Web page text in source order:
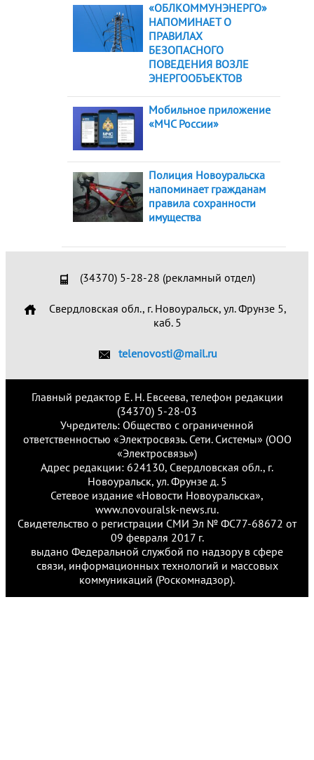
«ОБЛКОММУНЭНЕРГО»
НАПОМИНАЕТ О
ПРАВИЛАХ
БЕЗОПАСНОГО
ПОВЕДЕНИЯ ВОЗЛЕ
ЭНЕРГООБЪЕКТОВ
Мобильное приложение
«МЧС России»
Полиция Новоуральска
напоминает гражданам
правила сохранности
имущества
(34370) 5-28-28 (рекламный отдел)
Свердловская обл., г. Новоуральск, ул. Фрунзе 5,
каб. 5
telenovosti@mail.ru
Главный редактор Е. Н. Евсеева, телефон редакции
(34370) 5-28-03
Учредитель: Общество с ограниченной
ответственностью «Электросвязь. Сети. Системы» (ООО
«Электросвязь»)
Адрес редакции: 624130, Свердловская обл., г.
Новоуральск, ул. Фрунзе д. 5
Сетевое издание «Новости Новоуральска»,
www.novouralsk-news.ru.
Свидетельство о регистрации СМИ Эл № ФС77-68672 от
09 февраля 2017 г.
выдано Федеральной службой по надзору в сфере
связи, информационных технологий и массовых
коммуникаций (Роскомнадзор).